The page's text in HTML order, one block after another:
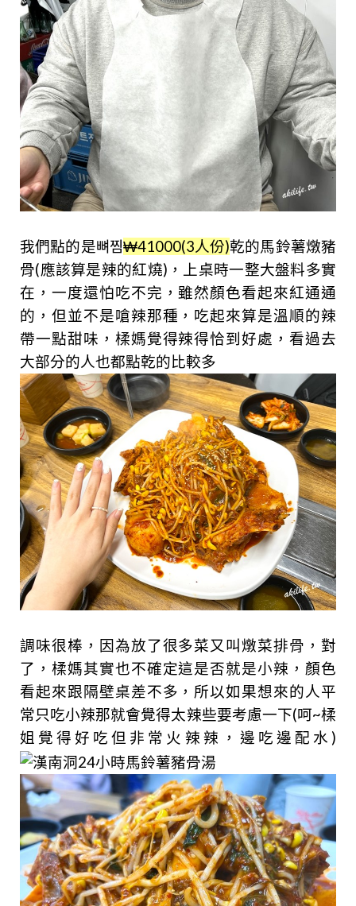
我們點的是뼈찜₩41000(3人份)乾的馬鈴薯燉豬
骨(應該算是辣的紅燒)，上桌時一整大盤料多實
在，一度還怕吃不完，雖然顏色看起來紅通通
的，但並不是嗆辣那種，吃起來算是溫順的辣
帶一點甜味，楺媽覺得辣得恰到好處，看過去
大部分的人也都點乾的比較多
調味很棒，因為放了很多菜又叫燉菜排骨，對
了，楺媽其實也不確定這是否就是小辣，顏色
看起來跟隔壁桌差不多，所以如果想來的人平
常只吃小辣那就會覺得太辣些要考慮一下(呵~楺
姐覺得好吃但非常火辣辣，邊吃邊配水)